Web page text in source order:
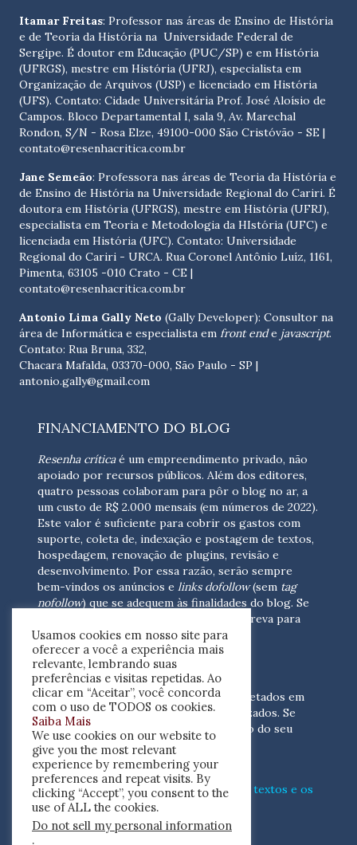
Itamar Freitas: Professor nas áreas de Ensino de História
e de Teoria da História na Universidade Federal de
Sergipe. É doutor em Educação (PUC/SP) e em História
(UFRGS), mestre em História (UFRJ), especialista em
Organização de Arquivos (USP) e licenciado em História
(UFS). Contato: Cidade Universitária Prof. José Aloísio de
Campos. Bloco Departamental I, sala 9, Av. Marechal
Rondon, S/N - Rosa Elze, 49100-000 São Cristóvão - SE |
contato@resenhacritica.com.br
Jane Semeão: Professora nas áreas de Teoria da História e
de Ensino de História na Universidade Regional do Cariri. É
doutora em História (UFRGS), mestre em História (UFRJ),
especialista em Teoria e Metodologia da HIstória (UFC) e
licenciada em História (UFC). Contato: Universidade
Regional do Cariri - URCA. Rua Coronel Antônio Luíz, 1161,
Pimenta, 63105 -010 Crato - CE |
contato@resenhacritica.com.br
Antonio Lima Gally Neto (Gally Developer): Consultor na
área de Informática e especialista em front ende javascript.
Contato: Rua Bruna, 332,
Chacara Mafalda, 03370-000, São Paulo - SP |
antonio.gally@gmail.com
FINANCIAMENTO DO BLOG
Resenha críticaé um empreendimento privado, não
apoiado por recursos públicos. Além dos editores,
quatro pessoas colaboram para pôr o blog no ar, a
um custo de R$ 2.000 mensais (em números de 2022).
Este valor é suficiente para cobrir os gastos com
suporte, coleta de, indexação e postagem de textos,
hospedagem, renovação de plugins, revisão e
desenvolvimento. Por essa razão, serão sempre
bem-vindos os anúncios e links dofollow(sem tag
nofollow) que se adequem às finalidades do blog. Se
escreva para
nós(contato@resenhacritica.com.br)
FONTES E ACERVO
As resenhas, dossiês e sumários são coletados em
periódicos acadêmicos e sites especializados. Se
você tem interesse em divulgar o acervo do seu
periódico, escreva para nós
(contato@resenhacritica.com.br)
Conheça omodocomo processamos os textos e os
índicesdisponibilizados neste blog.
ISSN 2764-0302
Usamos cookies em nosso site para
oferecer a você a experiência mais
relevante, lembrando suas
preferências e visitas repetidas. Ao
clicar em “Aceitar”, você concorda
com o uso de TODOS os cookies.
Saiba Mais
We use cookies on our website to
give you the most relevant
experience by remembering your
preferences and repeat visits. By
clicking “Accept”, you consent to the
use of ALL the cookies.
Do not sell my personal information
.